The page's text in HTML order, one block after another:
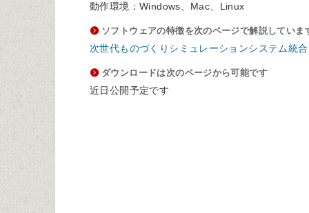
動作環境：Windows、Mac、Linux
ソフトウェアの特徴を次のページで解説していま
次世代ものづくりシミュレーションシステム統
ダウンロードは次のページから可能です
近日公開予定です